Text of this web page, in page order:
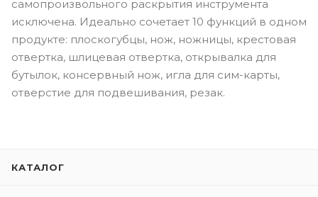
самопроизвольного раскрытия инструмента
исключена. Идеально сочетает 10 функций в одном
продукте: плоскогубцы, нож, ножницы, крестовая
отвертка, шлицевая отвертка, открывалка для
бутылок, консервный нож, игла для сим-карты,
отверстие для подвешивания, резак.
КАТАЛОГ